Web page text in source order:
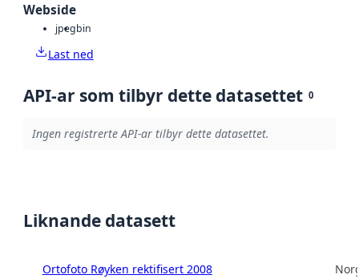
Webside
jpegbin
Last ned
API-ar som tilbyr dette datasettet 0
Ingen registrerte API-ar tilbyr dette datasettet.
Liknande datasett
Ortofoto Røyken rektifisert 2008